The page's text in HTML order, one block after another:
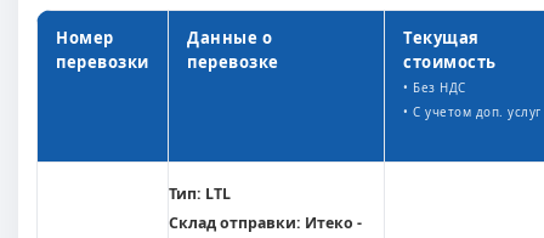
Номер
перевозки
Данные о
перевозке
Текущая
стоимость
• Без НДС
• С учетом доп. услуг
Тип: LTL
Склад отправки: Итеко -